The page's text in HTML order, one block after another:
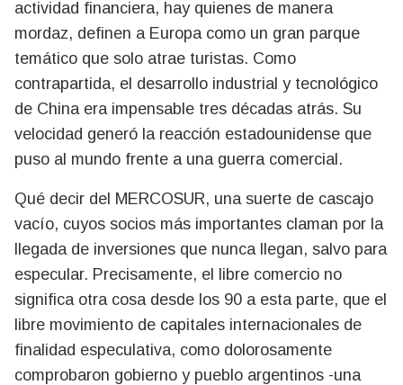
actividad financiera, hay quienes de manera
mordaz, definen a Europa como un gran parque
temático que solo atrae turistas. Como
contrapartida, el desarrollo industrial y tecnológico
de China era impensable tres décadas atrás. Su
velocidad generó la reacción estadounidense que
puso al mundo frente a una guerra comercial.
Qué decir del MERCOSUR, una suerte de cascajo
vacío, cuyos socios más importantes claman por la
llegada de inversiones que nunca llegan, salvo para
especular. Precisamente, el libre comercio no
significa otra cosa desde los 90 a esta parte, que el
libre movimiento de capitales internacionales de
finalidad especulativa, como dolorosamente
comprobaron gobierno y pueblo argentinos -una